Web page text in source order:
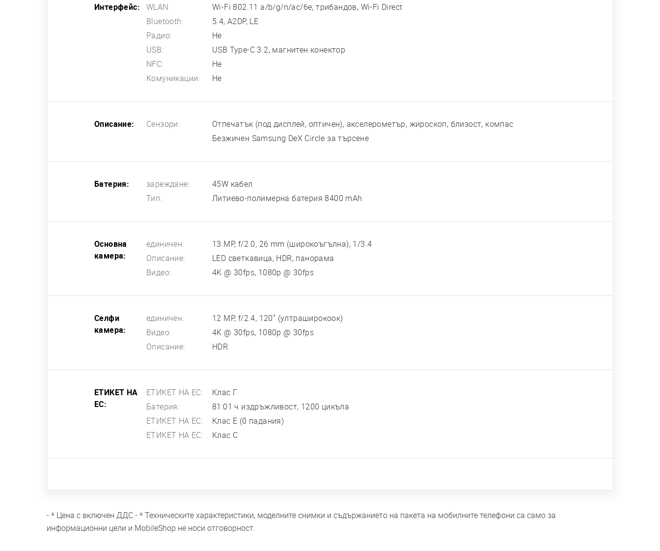
Интерфейс: WLAN:
Wi-Fi 802.11 a/b/g/n/ac/6e, трибандов, Wi-Fi Direct
Bluetooth:
5.4, A2DP, LE
Радио:
Не
USB:
USB Type-C 3.2, магнитен конектор
NFC:
Не
Комуникации:
Не
Описание: Сензори:
Отпечатък (под дисплей, оптичен), акселерометър, жироскоп, близост, компас
Безжичен Samsung DeX Circle за търсене
Батерия: зареждане:
45W кабел
Тип:
Литиево-полимерна батерия 8400 mAh
Основна
камера:
единичен:
13 MP, f/2.0, 26 mm (широкоъгълна), 1/3.4
Описание:
LED светкавица, HDR, панорама
Видео:
4K @ 30fps, 1080p @ 30fps
Селфи
камера:
единичен:
12 MP, f/2.4, 120˚ (ултраширокоок)
Видео:
4K @ 30fps, 1080p @ 30fps
Описание:
HDR
ЕТИКЕТ НА
ЕС:
ЕТИКЕТ НА ЕС:
Клас Г
Батерия:
81:01 ч издръжливост, 1200 цикъла
ЕТИКЕТ НА ЕС:
Клас E (0 падания)
ЕТИКЕТ НА ЕС:
Клас C
- * Цена с включен ДДС - * Техническите характеристики, моделните снимки и съдържанието на пакета на мобилните телефони са само за
информационни цели и MobileShop не носи отговорност.